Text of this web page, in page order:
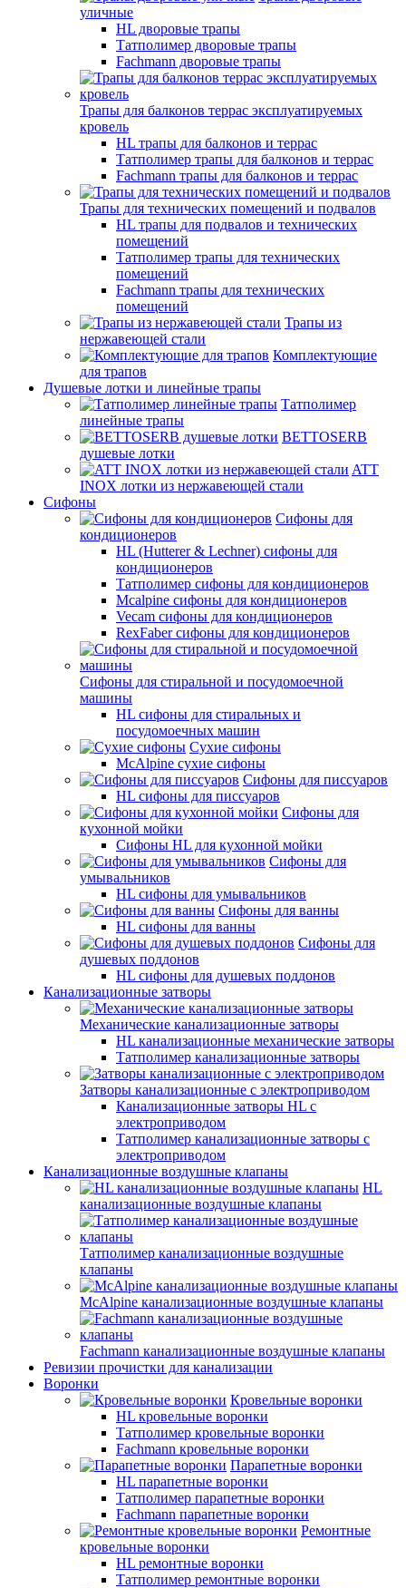
уличные
HL дворовые трапы
Татполимер дворовые трапы
Fachmann дворовые трапы
Трапы для балконов террас эксплуатируемых
кровель
HL трапы для балконов и террас
Татполимер трапы для балконов и террас
Fachmann трапы для балконов и террас
Трапы для технических помещений и подвалов
HL трапы для подвалов и технических
помещений
Татполимер трапы для технических
помещений
Fachmann трапы для технических
помещений
Трапы из
нержавеющей стали
Комплектующие
для трапов
Душевые лотки и линейные трапы
Татполимер
линейные трапы
BETTOSERB
душевые лотки
ATT
INOX лотки из нержавеющей стали
Сифоны
Сифоны для
кондиционеров
HL (Hutterer & Lechner) сифоны для
кондиционеров
Татполимер сифоны для кондиционеров
Mcalpine сифоны для кондиционеров
Vecam сифоны для кондиционеров
RexFaber сифоны для кондиционеров
Сифоны для стиральной и посудомоечной
машины
HL сифоны для стиральных и
посудомоечных машин
Сухие сифоны
McAlpine сухие сифоны
Сифоны для писсуаров
HL сифоны для писсуаров
Сифоны для
кухонной мойки
Сифоны HL для кухонной мойки
Сифоны для
умывальников
HL сифоны для умывальников
Сифоны для ванны
HL сифоны для ванны
Сифоны для
душевых поддонов
HL сифоны для душевых поддонов
Канализационные затворы
Механические канализационные затворы
HL канализационные механические затворы
Татполимер канализационные затворы
Затворы канализационные с электроприводом
Канализационные затворы HL с
электроприводом
Татполимер канализационные затворы с
электроприводом
Канализационные воздушные клапаны
HL
канализационные воздушные клапаны
Татполимер канализационные воздушные
клапаны
McAlpine канализационные воздушные клапаны
Fachmann канализационные воздушные клапаны
Ревизии прочистки для канализации
Воронки
Кровельные воронки
HL кровельные воронки
Татполимер кровельные воронки
Fachmann кровельные воронки
Парапетные воронки
HL парапетные воронки
Татполимер парапетные воронки
Fachmann парапетные воронки
Ремонтные
кровельные воронки
HL ремонтные воронки
Татполимер ремонтные воронки